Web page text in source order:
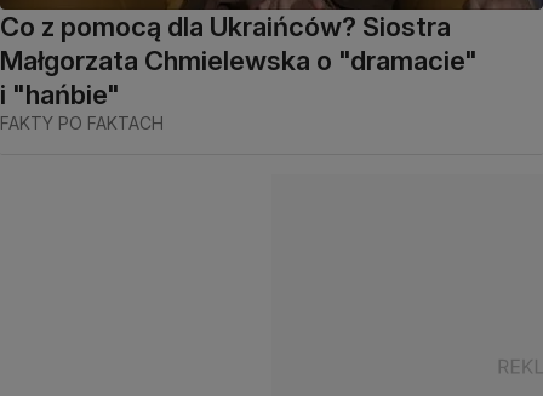
Co z pomocą dla Ukraińców? Siostra
Małgorzata Chmielewska o "dramacie"
i "hańbie"
FAKTY PO FAKTACH